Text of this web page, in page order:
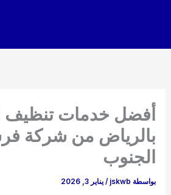
أفضل خدمات تنظيف
بالرياض من شركة
الجنوب
بواسطة jskwb
/يناير 3, 2026